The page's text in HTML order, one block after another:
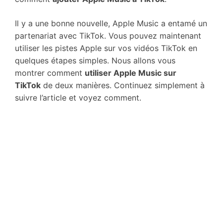
Il y a une bonne nouvelle, Apple Music a entamé un
partenariat avec TikTok. Vous pouvez maintenant
utiliser les pistes Apple sur vos vidéos TikTok en
quelques étapes simples. Nous allons vous
montrer comment utiliser Apple Music sur
TikTok de deux manières. Continuez simplement à
suivre l’article et voyez comment.